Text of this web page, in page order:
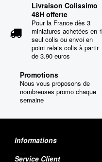
Livraison Colissimo
48H offerte
Pour la France dès 3
miniatures achetées en 1
seul colis ou envoi en
point relais colis à partir
de 3.90 euros
Promotions
Nous vous proposons de
nombreuses promo chaque
semaine
Informations
Service Client